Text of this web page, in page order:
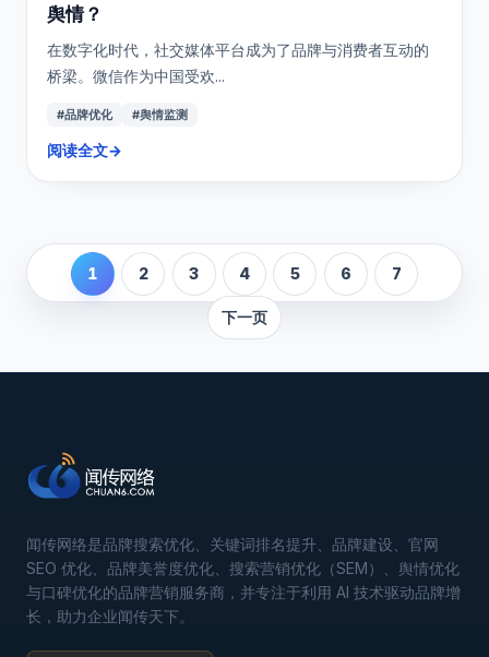
舆情？
在数字化时代，社交媒体平台成为了品牌与消费者互动的
桥梁。微信作为中国受欢...
#品牌优化 #舆情监测
阅读全文→
1 2 3 4 5 6 7
下一页
闻传网络是品牌搜索优化、关键词排名提升、品牌建设、官网
SEO 优化、品牌美誉度优化、搜索营销优化（SEM）、舆情优化
与口碑优化的品牌营销服务商，并专注于利用 AI 技术驱动品牌增
长，助力企业闻传天下。